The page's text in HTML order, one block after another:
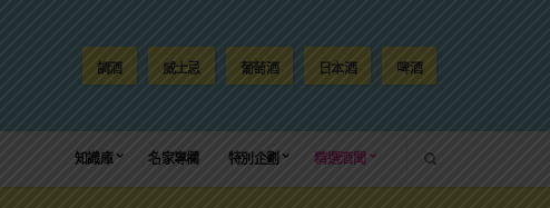
調酒 威士忌 葡萄酒 日本酒 啤酒
知識庫 名家專欄 特別企劃 精選酒聞